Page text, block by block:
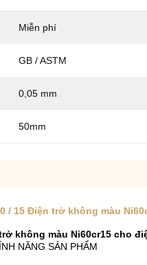
Miễn phí
GB / ASTM
0,05 mm
50mm
/ 15 Điện trở không màu
không màu Ni60cr15 cho
NĂNG SẢN PHẨM